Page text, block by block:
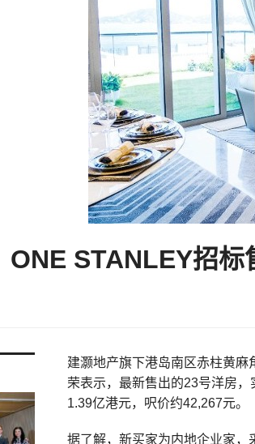
ONE STANLEY招
建灏地产旗下港岛南区赤柱黄麻
荣表示，最新售出的23号洋房
1.39亿港元，呎价约42,267元。
据了解，新买家为内地企业家